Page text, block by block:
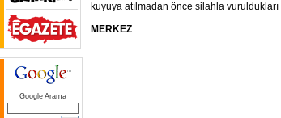
Google Arama
kuyuya atılmadan önce silahla
MERKEZ